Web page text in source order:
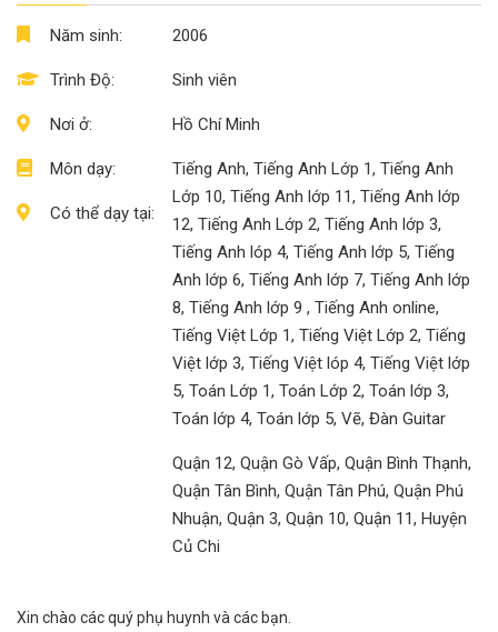
Năm sinh:
Trình Độ:
Nơi ở:
Môn dạy:
Có thể dạy tại:
2006
Sinh viên
Hồ Chí Minh
Tiếng Anh, Tiếng Anh Lớp 1, Tiếng Anh
Lớp 10, Tiếng Anh lớp 11, Tiếng Anh lớp
12, Tiếng Anh Lớp 2, Tiếng Anh lớp 3,
Tiếng Anh lóp 4, Tiếng Anh lớp 5, Tiếng
Anh lớp 6, Tiếng Anh lớp 7, Tiếng Anh lớp
8, Tiếng Anh lớp 9 , Tiếng Anh online,
Tiếng Việt Lớp 1, Tiếng Việt Lớp 2, Tiếng
Việt lớp 3, Tiếng Việt lóp 4, Tiếng Việt lớp
5, Toán Lớp 1, Toán Lớp 2, Toán lớp 3,
Toán lớp 4, Toán lớp 5, Vẽ, Đàn Guitar
Quận 12, Quận Gò Vấp, Quận Bình Thạnh,
Quận Tân Bình, Quận Tân Phú, Quận Phú
Nhuận, Quận 3, Quận 10, Quận 11, Huyện
Củ Chi
Xin chào các quý phụ huynh và các bạn.